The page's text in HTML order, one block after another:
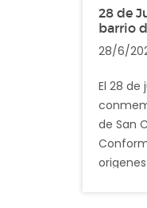
comuna
de
Boedo
28 de
barrio
28/6/
El 28 de
de San